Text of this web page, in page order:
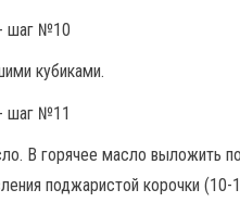
кубиками.
В горячее масло выложить
поджаристой корочки (10-